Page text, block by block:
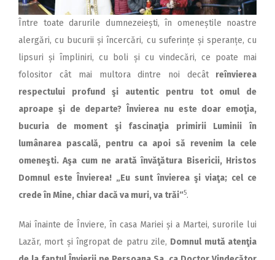
Între toate darurile dumne­zeiești, în omeneștile noastre
alergări, cu bucurii și încercări, cu suferințe și speranțe, cu
lipsuri și împliniri, cu boli și cu vindecări, ce poate mai
folositor cât mai multora dintre noi decâtreînvierea
respectului profund şi autentic pentru tot omul de
aproape şi de departe? Învierea nu este doar emoţia,
bucuria de moment şi fascinaţia primirii Luminii în
lumânarea pascală, pentru ca apoi să revenim la cele
omeneşti. Aşa cum ne arată învăţătura Bisericii, Hristos
Domnul este Învierea! „Eu sunt învierea şi viaţa; cel ce
crede în Mine, chiar dacă va muri, va trăi“5.
Mai înainte de Înviere, în casa Mariei și a Martei, surorile lui
Lazăr, mort și îngropat de patru zile, Domnul mută atenţia